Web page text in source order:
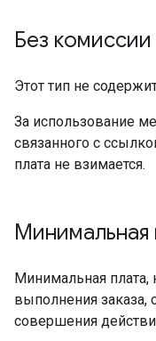
Без комиссии
Этот тип не
За использование
связанного с
плата не взимается.
Минимальная
Минимальная плата,
выполнения заказа,
совершения